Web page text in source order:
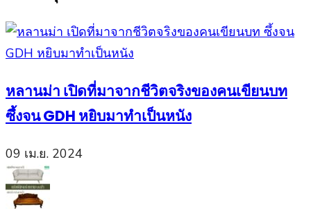
หลานม่า เปิดที่มาจากชีวิตจริงของคนเขียนบท
ซึ้งจน GDH หยิบมาทำเป็นหนัง
09 เม.ย. 2024